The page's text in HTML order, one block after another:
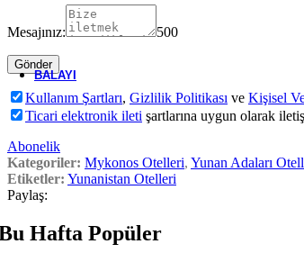
Amari Koh Samui
BALAYI
Bali
Mesajınız: 500
Kullanım Şartları, Gizlilik Politikası ve Kişisel
Ticari elektronik ileti şartlarına uygun olarak
Abonelik
Kategoriler: Mykonos Otelleri, Yunan Adaları
Etiketler: Yunanistan Otelleri
Paylaş:
Hafta Popüler